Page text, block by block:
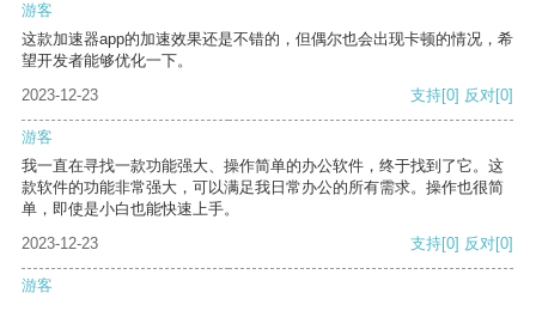
游客
这款加速器app的加速效果还是不错的，但偶尔也会出现卡顿的情况，希
望开发者能够优化一下。
2023-12-23
支持[0] 反对[0]
游客
我一直在寻找一款功能强大、操作简单的办公软件，终于找到了它。这
款软件的功能非常强大，可以满足我日常办公的所有需求。操作也很简
单，即使是小白也能快速上手。
2023-12-23
支持[0] 反对[0]
游客